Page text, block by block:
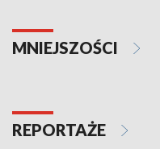
MNIEJSZOŚCI
REPORTAŻE